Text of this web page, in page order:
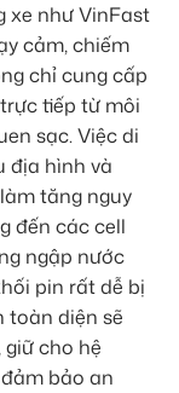
xe như VinFast
cảm, chiếm
chỉ cung cấp
tiếp từ môi
sạc. Việc di
địa hình và
tăng nguy
đến các cell
ngập nước
pin rất dễ bị
toàn diện sẽ
cho hệ
bảo an